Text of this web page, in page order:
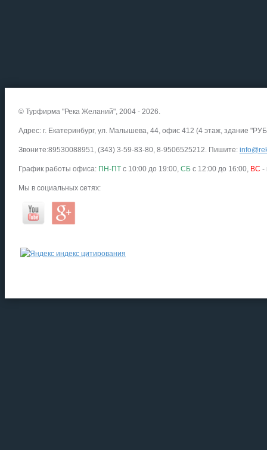
© Турфирма "Река Желаний", 2004 - 2026.
Адрес: г. Екатеринбург, ул. Малышева, 44, офис 412 (4 этаж, здание
Звоните:89530088951, (343) 3-59-83-80, 8-9506525212. Пишите:
График работы офиса: ПН-ПТ с 10:00 до 19:00, СБ с 12:00 до 16:00, ВС -
Мы в социальных сетях: